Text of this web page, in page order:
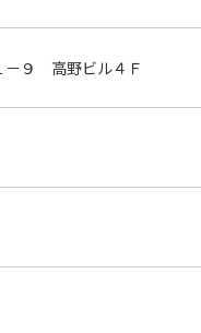
－９ 高野ビル４Ｆ